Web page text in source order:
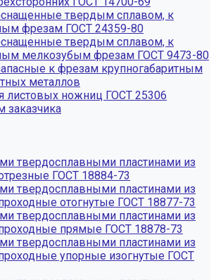
твердым сплавом, к
фрезам ГОСТ 24359-80
твердым сплавом, к
мелкозубым фрезам ГОСТ 9473-80
к фрезам крупногабаритным
металлов
листовых ножниц ГОСТ 25306
заказчика
твердосплавными пластинами из
ГОСТ 18884-73
твердосплавными пластинами из
отогнутые ГОСТ 18877-73
твердосплавными пластинами из
прямые ГОСТ 18878-73
твердосплавными пластинами из
упорные изогнутые ГОСТ